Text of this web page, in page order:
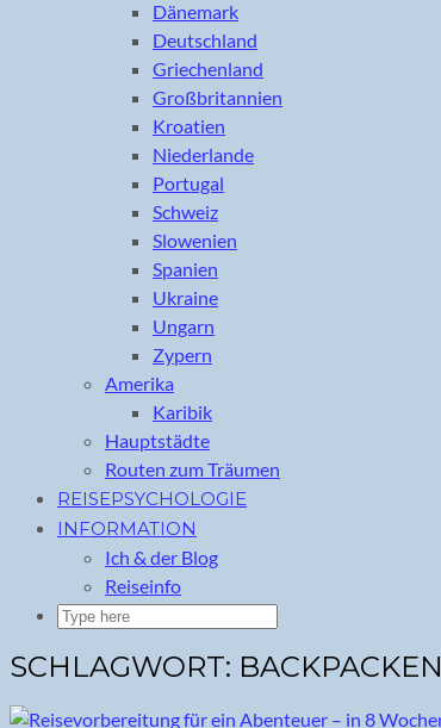
Dänemark
Deutschland
Griechenland
Großbritannien
Kroatien
Niederlande
Portugal
Schweiz
Slowenien
Spanien
Ukraine
Ungarn
Zypern
Amerika
Karibik
Hauptstädte
Routen zum Träumen
REISEPSYCHOLOGIE
INFORMATION
Ich & der Blog
Reiseinfo
SCHLAGWORT: BACKPACKEN